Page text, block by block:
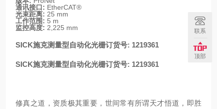
通讯接口: EtherCAT®
光束距离: 25 mm
工作范围: 5 m
监控高度: 2,225 mm
SICK施克测量型自动化光栅订货号: 1219361
SICK施克测量型自动化光栅订货号: 1219361
修真之道，资质极其重要，世间常有所谓天才悟道，即胜
联系
顶部